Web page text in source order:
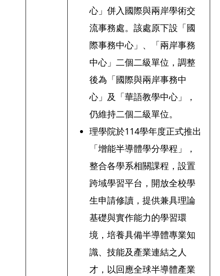
心」併入國際與兩岸學術交
流事務處。該處原下設「國
際事務中心」、「兩岸事務
中心」二個二級單位，調整
後為「國際與兩岸事務中
心」及「華語教學中心」，
仍維持二個二級單位。
理學院於114學年度正式推出
「增能半導體學分學程」，
整合各學系相關課程，設置
跨域學習平台，開放全校學
生申請修讀，提供兼具理論
基礎與實作能力的學習環
境，培養具備半導體專業知
識、技能及產業連結之人
才，以回應全球半導體產業